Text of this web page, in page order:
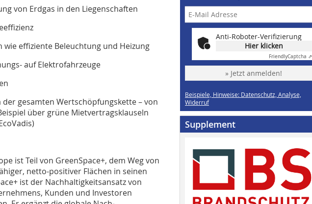
von Erdgas in den Liegenschaften
effiziente Beleuchtung und Heizung
auf Elektrofahrzeuge
gesamten Wertschöpfungskette – von
über grüne Mietvertragsklauseln
ist Teil von GreenSpace+, dem Weg von
netto-positiver Flächen in seinen
ist der Nachhaltigkeitsansatz von
Kunden und Investoren
Anti-Roboter-Verifizierung
Hier klicken
FriendlyCaptcha ⇗
» Jetzt anmelden!
Beispiele, Hinweise: Datenschutz, Analyse,
Widerruf
Supplement